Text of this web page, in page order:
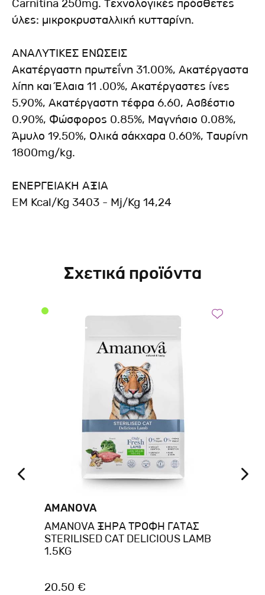
Carnitina 250mg. Τεχνολογικές πρόσθετες
ύλες: μικροκρυσταλλική κυτταρίνη.
ΑΝΑΛΥΤΙΚΕΣ ΕΝΩΣΕΙΣ
Ακατέργαστη πρωτεΐνη 31.00%, Ακατέργαστα
λίπη και Έλαια 11 .00%, Ακατέργαστες ίνες
5.90%, Ακατέργαστη τέφρα 6.60, Ασβέστιο
0.90%, Φώσφορος 0.85%, Μαγνήσιο 0.08%,
Άμυλο 19.50%, Ολικά σάκχαρα 0.60%, Ταυρίνη
1800mg/kg.
ΕΝΕΡΓΕΙΑΚΗ ΑΞΙΑ
EM Kcal/Kg 3403 - Mj/Kg 14,24
Σχετικά προϊόντα
AMANOVA
AMANOVA ΞΗΡΑ ΤΡΟΦΗ ΓΑΤΑΣ
STERILISED CAT DELICIOUS LAMB
1.5KG
20.50 €